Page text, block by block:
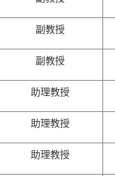
副教授
副教授
助理教授
助理教授
助理教授